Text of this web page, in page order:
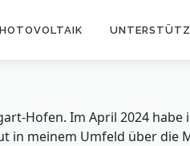
Hofen. Im April 2024
in meinem Umfeld über